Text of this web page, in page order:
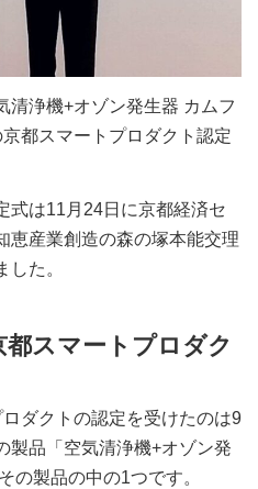
清浄機+オゾン発生器 カムフ
都スマートプロダクト認定
式は11月24日に京都経済セ
恵産業創造の森の塚本能交理
た。
スマートプロダク
ダクトの認定を受けたのは9
製品「空気清浄機+オゾン発
の製品の中の1つです。